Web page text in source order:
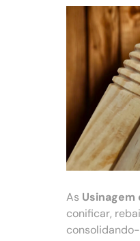
As
conificar,